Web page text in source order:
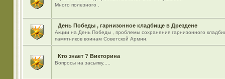
Много полезного .
День Победы , гарнизонное кладбище в Дрездене
Акции на День Победы , проблемы сохранения гарнизонного
памятников воинам Советской Армии.
Кто знает ? Викторина
Вопросы на засыпку.....